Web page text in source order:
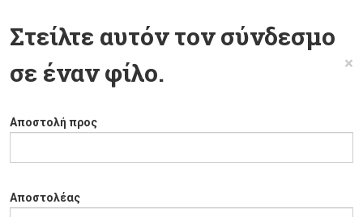
Στείλτε αυτόν τον σύνδεσμο
σε έναν φίλο.
×
Αποστολή προς
Αποστολέας